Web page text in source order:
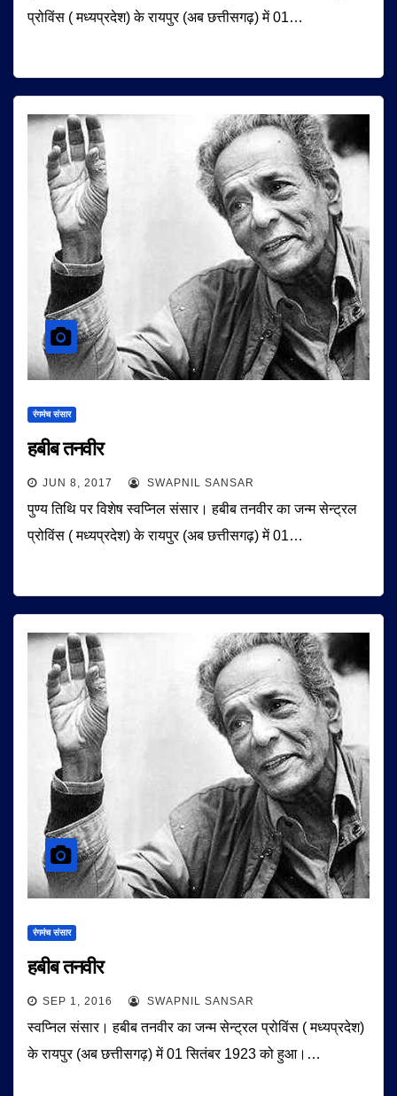
प्रोविंस ( मध्यप्रदेश) के रायपुर (अब छत्तीसगढ़) में 01…
रंगमंच संसार
हबीब तनवीर
JUN 8, 2017 SWAPNIL SANSAR
पुण्य तिथि पर विशेष स्वप्निल संसार। हबीब तनवीर का जन्म सेन्ट्रल
प्रोविंस ( मध्यप्रदेश) के रायपुर (अब छत्तीसगढ़) में 01…
रंगमंच संसार
हबीब तनवीर
SEP 1, 2016 SWAPNIL SANSAR
स्वप्निल संसार। हबीब तनवीर का जन्म सेन्ट्रल प्रोविंस ( मध्यप्रदेश)
के रायपुर (अब छत्तीसगढ़) में 01 सितंबर 1923 को हुआ।…